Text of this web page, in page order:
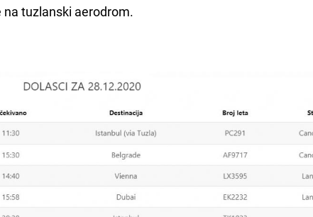
tuzlanski aerodrom.